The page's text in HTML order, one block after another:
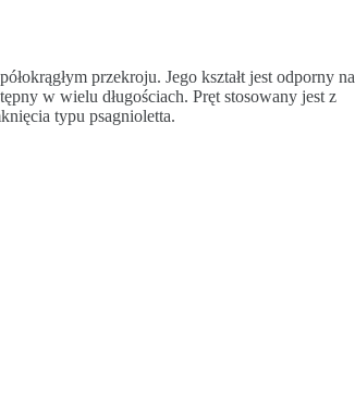
przekroju. Jego kształt jest odporny na
w wielu długościach. Pręt stosowany jest z
typu psagnioletta.